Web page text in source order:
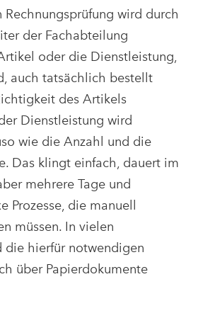
Rechnungsprüfung wird durch
der Fachabteilung
oder die Dienstleistung,
auch tatsächlich bestellt
des Artikels
Dienstleistung wird
wie die Anzahl und die
Das klingt einfach, dauert im
mehrere Tage und
Prozesse, die manuell
müssen. In vielen
die hierfür notwendigen
über Papierdokumente